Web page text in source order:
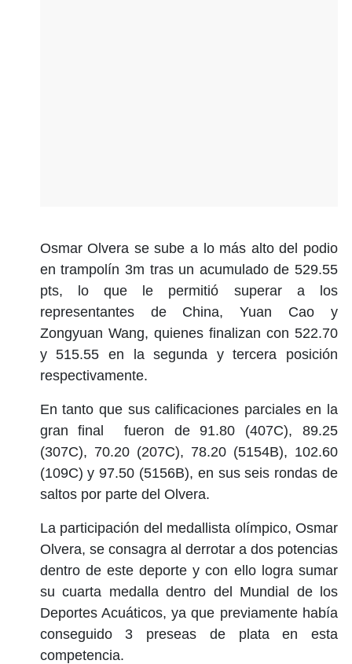
Osmar Olvera se sube a lo más alto del podio
en trampolín 3m tras un acumulado de 529.55
pts, lo que le permitió superar a los
representantes de China, Yuan Cao y
Zongyuan Wang, quienes finalizan con 522.70
y 515.55 en la segunda y tercera posición
respectivamente.
En tanto que sus calificaciones parciales en la
gran final fueron de 91.80 (407C), 89.25
(307C), 70.20 (207C), 78.20 (5154B), 102.60
(109C) y 97.50 (5156B), en sus seis rondas de
saltos por parte del Olvera.
La participación del medallista olímpico, Osmar
Olvera, se consagra al derrotar a dos potencias
dentro de este deporte y con ello logra sumar
su cuarta medalla dentro del Mundial de los
Deportes Acuáticos, ya que previamente había
conseguido 3 preseas de plata en esta
competencia.